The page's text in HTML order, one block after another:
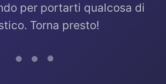
per portarti qualcosa di
Torna presto!